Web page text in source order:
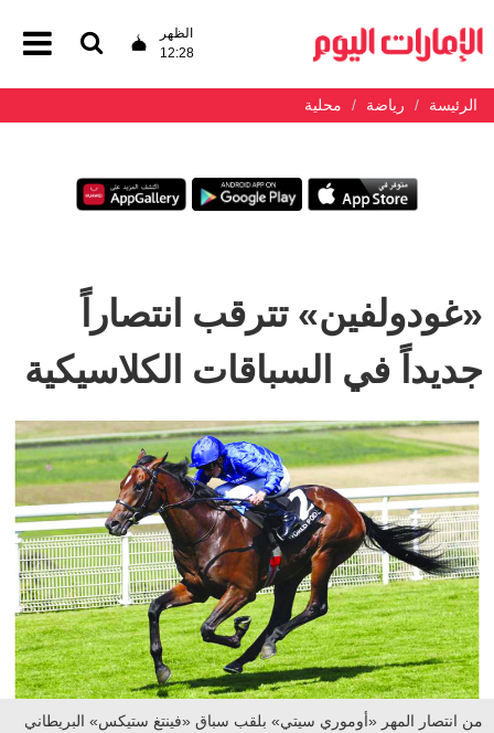
الظهر
12:28
الرئيسة رياضة محلية
«غودولفين» تترقب انتصاراً
جديداً في السباقات الكلاسيكية
من انتصار المهر «أوموري سيتي» بلقب سباق «فينتغ ستيكس» البريطاني